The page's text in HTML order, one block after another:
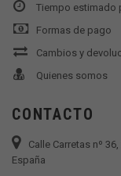
Tiempo estimado
Formas de pago
Cambios y
Quienes somos
CONTACTO
Calle Carretas nº
España